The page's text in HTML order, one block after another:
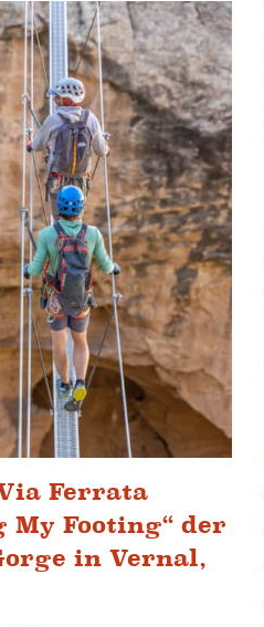
Ferrata
My Footing“ der
in Vernal,